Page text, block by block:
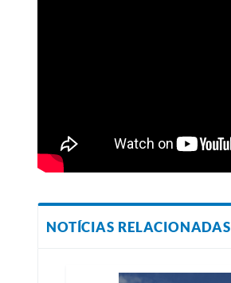
NOTÍCIAS RELACIONADAS